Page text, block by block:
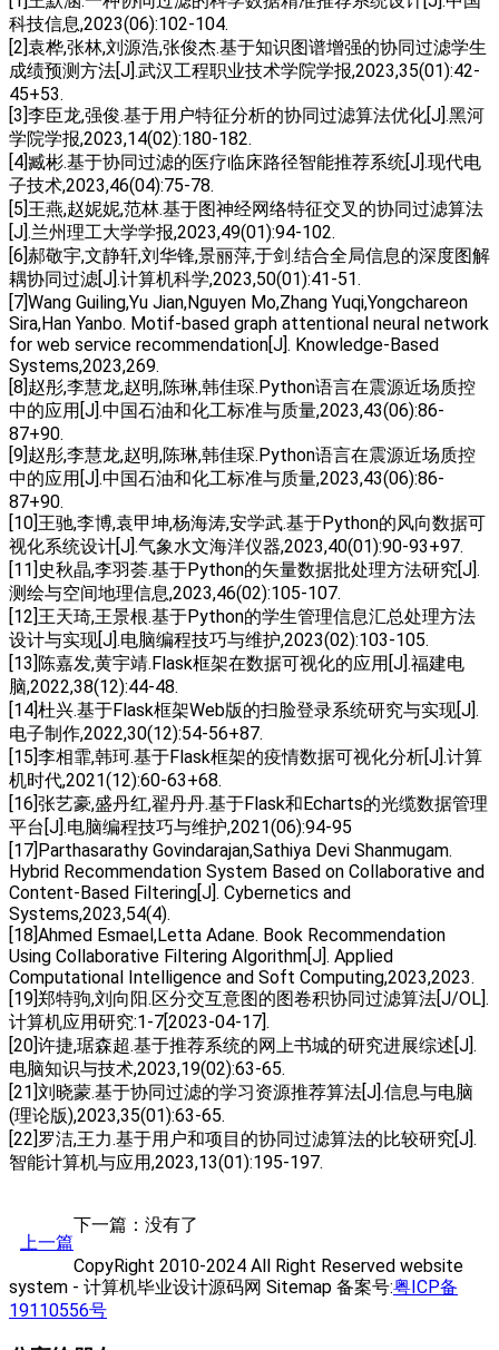
科技信息,2023(06):102-104.
[2]袁桦,张林,刘源浩,张俊杰.基于知识图谱增强的协同过滤学生
成绩预测方法[J].武汉工程职业技术学院学报,2023,35(01):42-
45+53.
[3]李臣龙,强俊.基于用户特征分析的协同过滤算法优化[J].黑河
学院学报,2023,14(02):180-182.
[4]臧彬.基于协同过滤的医疗临床路径智能推荐系统[J].现代电
子技术,2023,46(04):75-78.
[5]王燕,赵妮妮,范林.基于图神经网络特征交叉的协同过滤算法
[J].兰州理工大学学报,2023,49(01):94-102.
[6]郝敬宇,文静轩,刘华锋,景丽萍,于剑.结合全局信息的深度图解
耦协同过滤[J].计算机科学,2023,50(01):41-51.
[7]Wang Guiling,Yu Jian,Nguyen Mo,Zhang Yuqi,Yongchareon
Sira,Han Yanbo. Motif-based graph attentional neural network
for web service recommendation[J]. Knowledge-Based
Systems,2023,269.
[8]赵彤,李慧龙,赵明,陈琳,韩佳琛.Python语言在震源近场质控
中的应用[J].中国石油和化工标准与质量,2023,43(06):86-
87+90.
[9]赵彤,李慧龙,赵明,陈琳,韩佳琛.Python语言在震源近场质控
中的应用[J].中国石油和化工标准与质量,2023,43(06):86-
87+90.
[10]王驰,李博,袁甲坤,杨海涛,安学武.基于Python的风向数据可
视化系统设计[J].气象水文海洋仪器,2023,40(01):90-93+97.
[11]史秋晶,李羽荟.基于Python的矢量数据批处理方法研究[J].
测绘与空间地理信息,2023,46(02):105-107.
[12]王天琦,王景根.基于Python的学生管理信息汇总处理方法
设计与实现[J].电脑编程技巧与维护,2023(02):103-105.
[13]陈嘉发,黄宇靖.Flask框架在数据可视化的应用[J].福建电
脑,2022,38(12):44-48.
[14]杜兴.基于Flask框架Web版的扫脸登录系统研究与实现[J].
电子制作,2022,30(12):54-56+87.
[15]李相霏,韩珂.基于Flask框架的疫情数据可视化分析[J].计算
机时代,2021(12):60-63+68.
[16]张艺豪,盛丹红,翟丹丹.基于Flask和Echarts的光缆数据管理
平台[J].电脑编程技巧与维护,2021(06):94-95
[17]Parthasarathy Govindarajan,Sathiya Devi Shanmugam.
Hybrid Recommendation System Based on Collaborative and
Content-Based Filtering[J]. Cybernetics and
Systems,2023,54(4).
[18]Ahmed Esmael,Letta Adane. Book Recommendation
Using Collaborative Filtering Algorithm[J]. Applied
Computational Intelligence and Soft Computing,2023,2023.
[19]郑特驹,刘向阳.区分交互意图的图卷积协同过滤算法[J/OL].
计算机应用研究:1-7[2023-04-17].
[20]许捷,琚森超.基于推荐系统的网上书城的研究进展综述[J].
电脑知识与技术,2023,19(02):63-65.
[21]刘晓蒙.基于协同过滤的学习资源推荐算法[J].信息与电脑
(理论版),2023,35(01):63-65.
[22]罗洁,王力.基于用户和项目的协同过滤算法的比较研究[J].
智能计算机与应用,2023,13(01):195-197.
上一篇
下一篇：没有了
CopyRight 2010-2024 All Right Reserved website
system - 计算机毕业设计源码网 Sitemap 备案号:粤ICP备
19110556号